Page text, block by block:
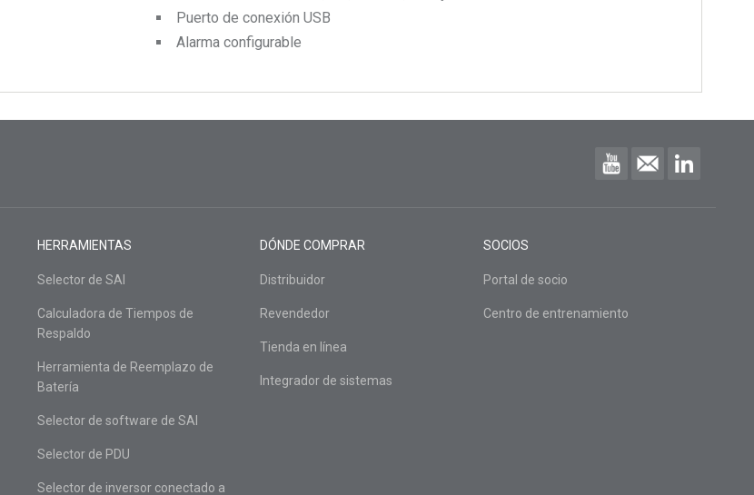
Puerto de conexión USB
Alarma configurable
HERRAMIENTAS
Selector de SAI
Calculadora de Tiempos de
Respaldo
Herramienta de Reemplazo de
Batería
Selector de software de SAI
Selector de PDU
Selector de inversor conectado a
DÓNDE COMPRAR
Distribuidor
Revendedor
Tienda en línea
Integrador de sistemas
SOCIOS
Portal de socio
Centro de entrenamiento